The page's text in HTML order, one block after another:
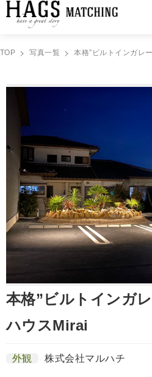
TOP 写真一覧 本格”ビルトインガレ
本格”ビルトインガ
ハウスMirai
外観 株式会社マルハチ